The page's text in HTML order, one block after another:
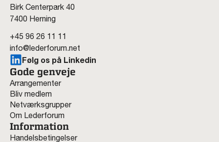
Birk Centerpark 40
7400 Herning
+45 96 26 11 11
info@lederforum.net
Følg os på Linkedin
Gode genveje
Arrangementer
Bliv medlem
Netværksgrupper
Om Lederforum
Information
Handelsbetingelser